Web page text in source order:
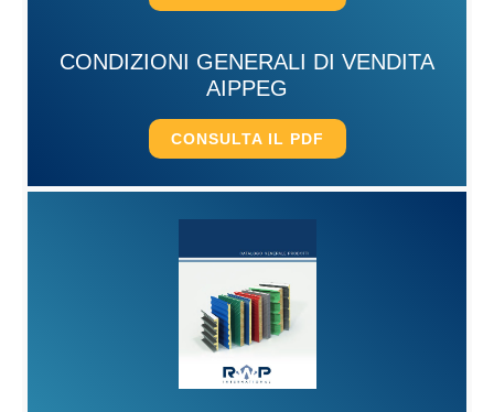
CONDIZIONI GENERALI DI VENDITA
AIPPEG
CONSULTA IL PDF